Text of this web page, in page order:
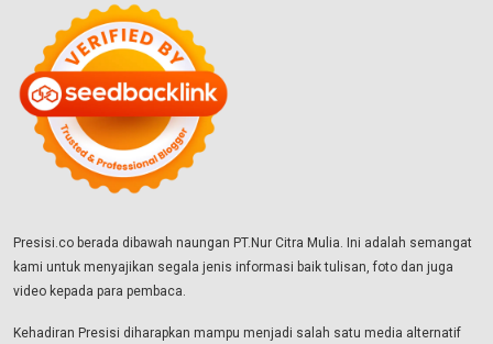
Presisi.co berada dibawah naungan PT.Nur Citra Mulia. Ini adalah semangat
kami untuk menyajikan segala jenis informasi baik tulisan, foto dan juga
video kepada para pembaca.
Kehadiran Presisi diharapkan mampu menjadi salah satu media alternatif